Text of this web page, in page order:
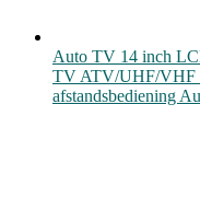
Auto TV 14 inch
TV ATV/UHF/VHF
afstandsbediening